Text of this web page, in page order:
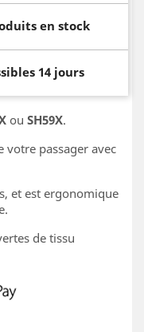
en stock
14 jours
ou SH59X.
votre passager avec
et est ergonomique
de tissu